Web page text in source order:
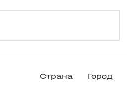
Страна Город